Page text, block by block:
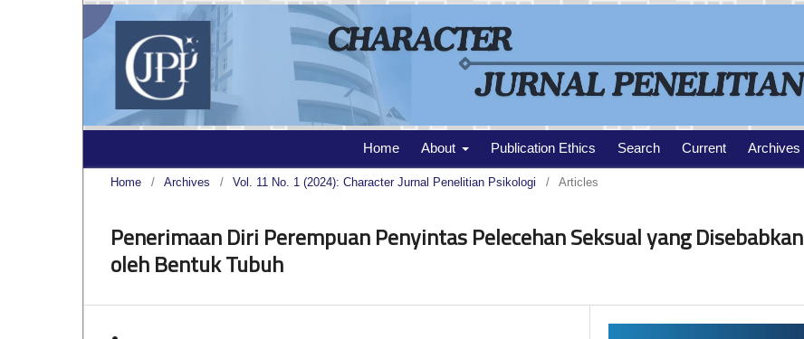
Home About Publication Ethics Search Current Archives
Home / Archives / Vol. 11 No. 1 (2024): Character Jurnal Penelitian Psikologi / Articles
Penerimaan Diri Perempuan Penyintas Pelecehan Seksual yang Disebabkan
oleh Bentuk Tubuh